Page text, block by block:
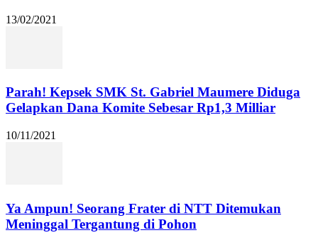
13/02/2021
Parah! Kepsek SMK St. Gabriel Maumere Diduga
Gelapkan Dana Komite Sebesar Rp1,3 Milliar
10/11/2021
Ya Ampun! Seorang Frater di NTT Ditemukan
Meninggal Tergantung di Pohon